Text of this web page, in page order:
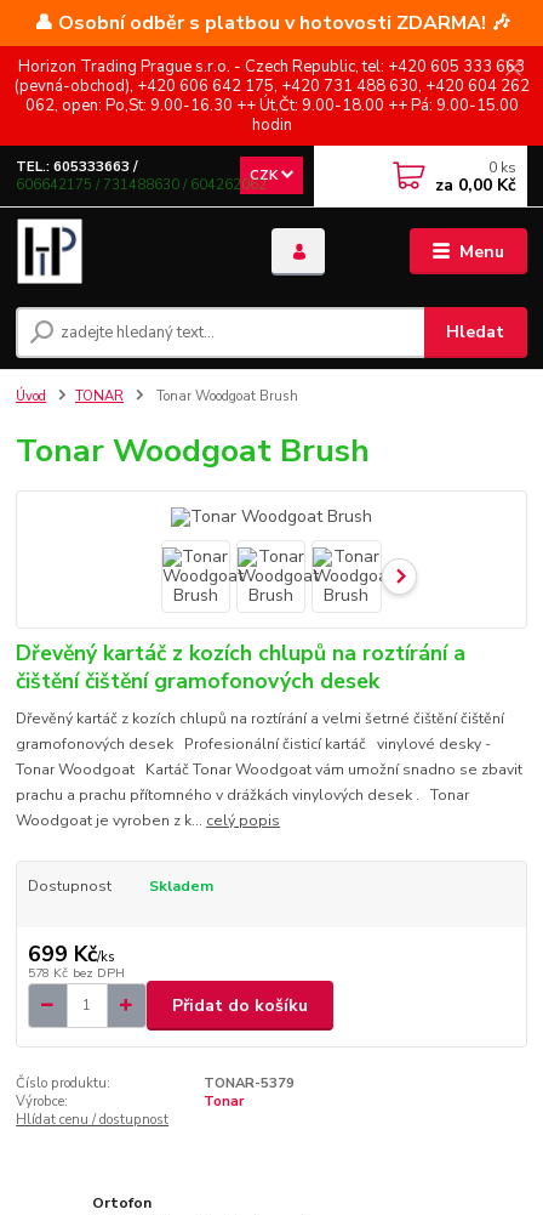
👤 Osobní odběr s platbou v hotovosti ZDARMA! 🎶
Horizon Trading Prague s.r.o. - Czech Republic, tel: +420 605 333 663
(pevná-obchod), +420 606 642 175, +420 731 488 630, +420 604 262
062, open: Po,St: 9.00-16.30 ++ Út,Čt: 9.00-18.00 ++ Pá: 9.00-15.00
hodin
Menu
CZK
Hledat
TEL.: 605333663 /
606642175 / 731488630 / 604262062
0 ks
za 0,00 Kč
Úvod TONAR Tonar Woodgoat Brush
Tonar Woodgoat Brush
Dřevěný kartáč z kozích chlupů na roztírání a
čištění čištění gramofonových desek
Dřevěný kartáč z kozích chlupů na roztírání a velmi šetrné čištění čištění
gramofonových desek Profesionální čisticí kartáč vinylové desky -
Tonar Woodgoat Kartáč Tonar Woodgoat vám umožní snadno se zbavit
prachu a prachu přítomného v drážkách vinylových desek . Tonar
Woodgoat je vyroben z k... celý popis
Dostupnost Skladem
699 Kč/ks
578 Kč bez DPH
Přidat do košíku
Číslo produktu:
TONAR-5379
Výrobce:
Tonar
Hlídat cenu / dostupnost
Ortofon